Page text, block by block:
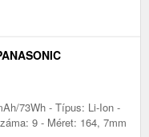
73Wh - Típus: Li-Ion -
9 - Méret: 164, 7mm